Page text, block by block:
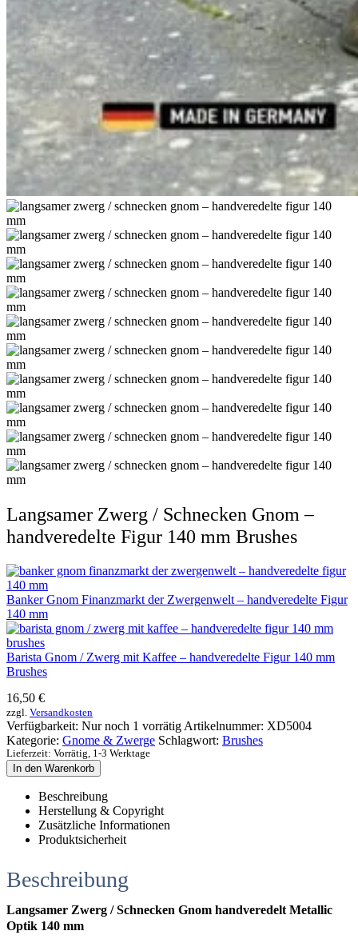
Langsamer Zwerg / Schnecken Gnom –
handveredelte Figur 140 mm Brushes
Banker Gnom Finanzmarkt der Zwergenwelt – handveredelte Figur
140 mm
Barista Gnom / Zwerg mit Kaffee – handveredelte Figur 140 mm
Brushes
16,50 €
zzgl. Versandkosten
Verfügbarkeit: Nur noch 1 vorrätig Artikelnummer: XD5004
Kategorie: Gnome & Zwerge Schlagwort: Brushes
Lieferzeit: Vorrätig, 1-3 Werktage
In den Warenkorb
Beschreibung
Herstellung & Copyright
Zusätzliche Informationen
Produktsicherheit
Beschreibung
Langsamer Zwerg / Schnecken Gnom handveredelt Metallic
Optik 140 mm